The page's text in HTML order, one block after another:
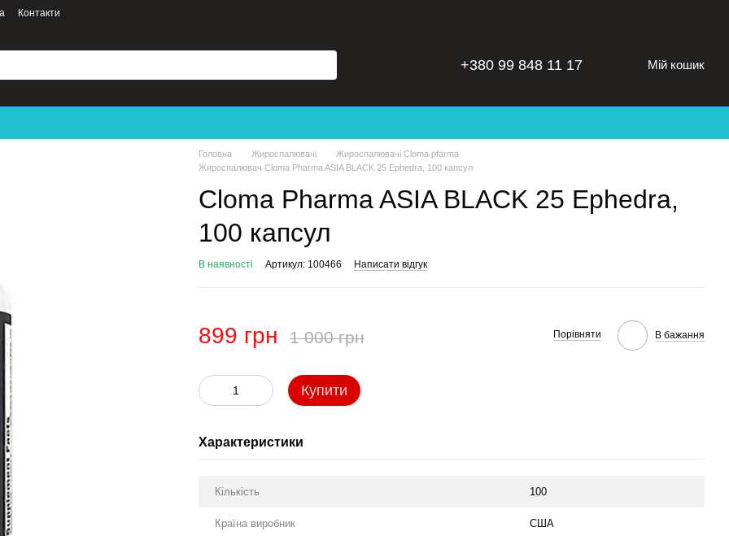
Контакти
+380 99 848 11 17 Мій кошик
Головна Жироспалювачі
Жироспалювачі Cloma pfarma
Жироспалювач Cloma Pharma ASIA BLACK 25 Ephedra, 100 капсул
Cloma Pharma ASIA BLACK 25 Ephedra,
100 капсул
В наявності Артикул: 100466 Написати відгук
899 грн 1 000 грн Порівняти В бажання
Купити
Характеристики
Кількість 100
Країна виробник США